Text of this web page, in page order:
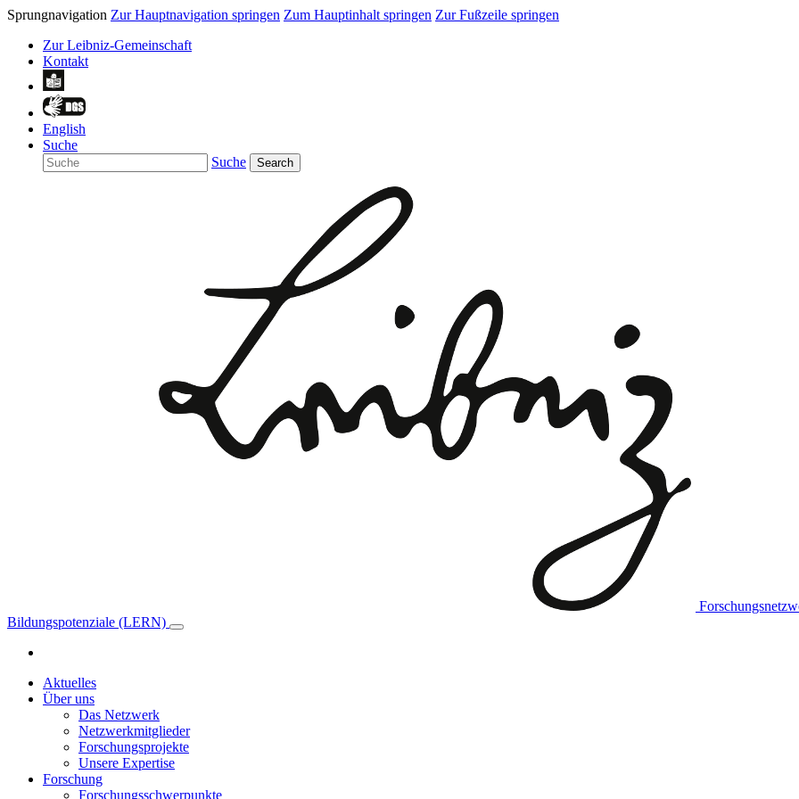
Sprungnavigation Zur Hauptnavigation springen Zum Hauptinhalt springen Zur Fußzeile springen
Zur Leibniz-Gemeinschaft
Kontakt
English
Suche
Suche
Search
Bildungspotenziale (LERN)
Aktuelles
Über uns
Das Netzwerk
Netzwerkmitglieder
Forschungsprojekte
Unsere Expertise
Forschung
Forschungsschwerpunkte